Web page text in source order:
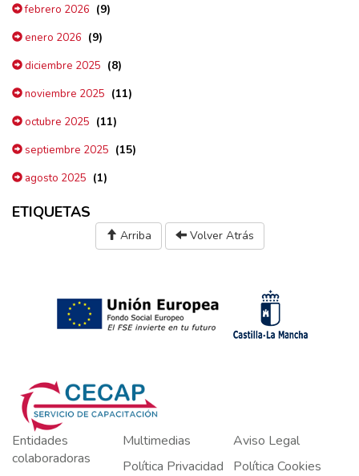
febrero 2026 (9)
enero 2026 (9)
diciembre 2025 (8)
noviembre 2025 (11)
octubre 2025 (11)
septiembre 2025 (15)
agosto 2025 (1)
ETIQUETAS
Arriba Volver Atrás
Entidades
colaboradoras
Multimedias
Aviso Legal
Política Privacidad
Política Cookies